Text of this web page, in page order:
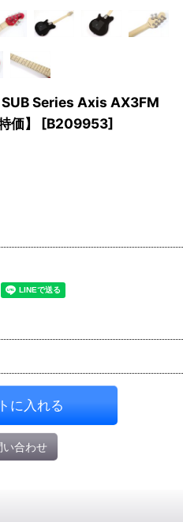
Series Axis AX3FM
価】
[B209953]
に入れる
い合わせ